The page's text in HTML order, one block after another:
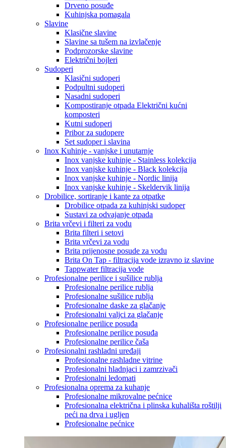
Drveno posuđe
Kuhinjska pomagala
Slavine
Klasične slavine
Slavine sa tušem na izvlačenje
Podprozorske slavine
Električni bojleri
Sudoperi
Klasični sudoperi
Podpultni sudoperi
Nasadni sudoperi
Kompostiranje otpada Električni kućni
komposteri
Kutni sudoperi
Pribor za sudopere
Set sudoper i slavina
Inox Kuhinje - vanjske i unutarnje
Inox vanjske kuhinje - Stainless kolekcija
Inox vanjske kuhinje - Black kolekcija
Inox vanjske kuhinje - Nordic linija
Inox vanjske kuhinje - Skeldervik linija
Drobilice, sortiranje i kante za otpatke
Drobilice otpada za kuhinjski sudoper
Sustavi za odvajanje otpada
Brita vrčevi i filteri za vodu
Brita filteri i setovi
Brita vrčevi za vodu
Brita prijenosne posude za vodu
Brita On Tap - filtracija vode izravno iz slavine
Tappwater filtracija vode
Profesionalne perilice i sušilice rublja
Profesionalne perilice rublja
Profesionalne sušilice rublja
Profesionalne daske za glačanje
Profesionalni valjci za glačanje
Profesionalne perilice posuđa
Profesionalne perilice posuđa
Profesionalne perilice čaša
Profesionalni rashladni uređaji
Profesionalne rashladne vitrine
Profesionalni hladnjaci i zamrzivači
Profesionalni ledomati
Profesionalna oprema za kuhanje
Profesionalne mikrovalne pećnice
Profesionalna električna i plinska kuhališta roštilji
peći na drva i ugljen
Profesionalne pećnice